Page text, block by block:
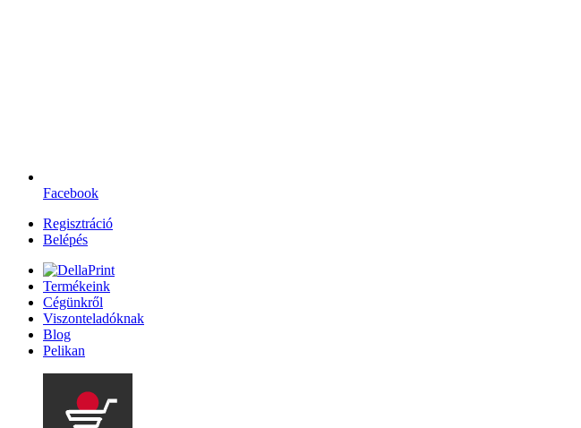
Facebook
Regisztráció
Belépés
Termékeink
Cégünkről
Viszonteladóknak
Blog
Pelikan